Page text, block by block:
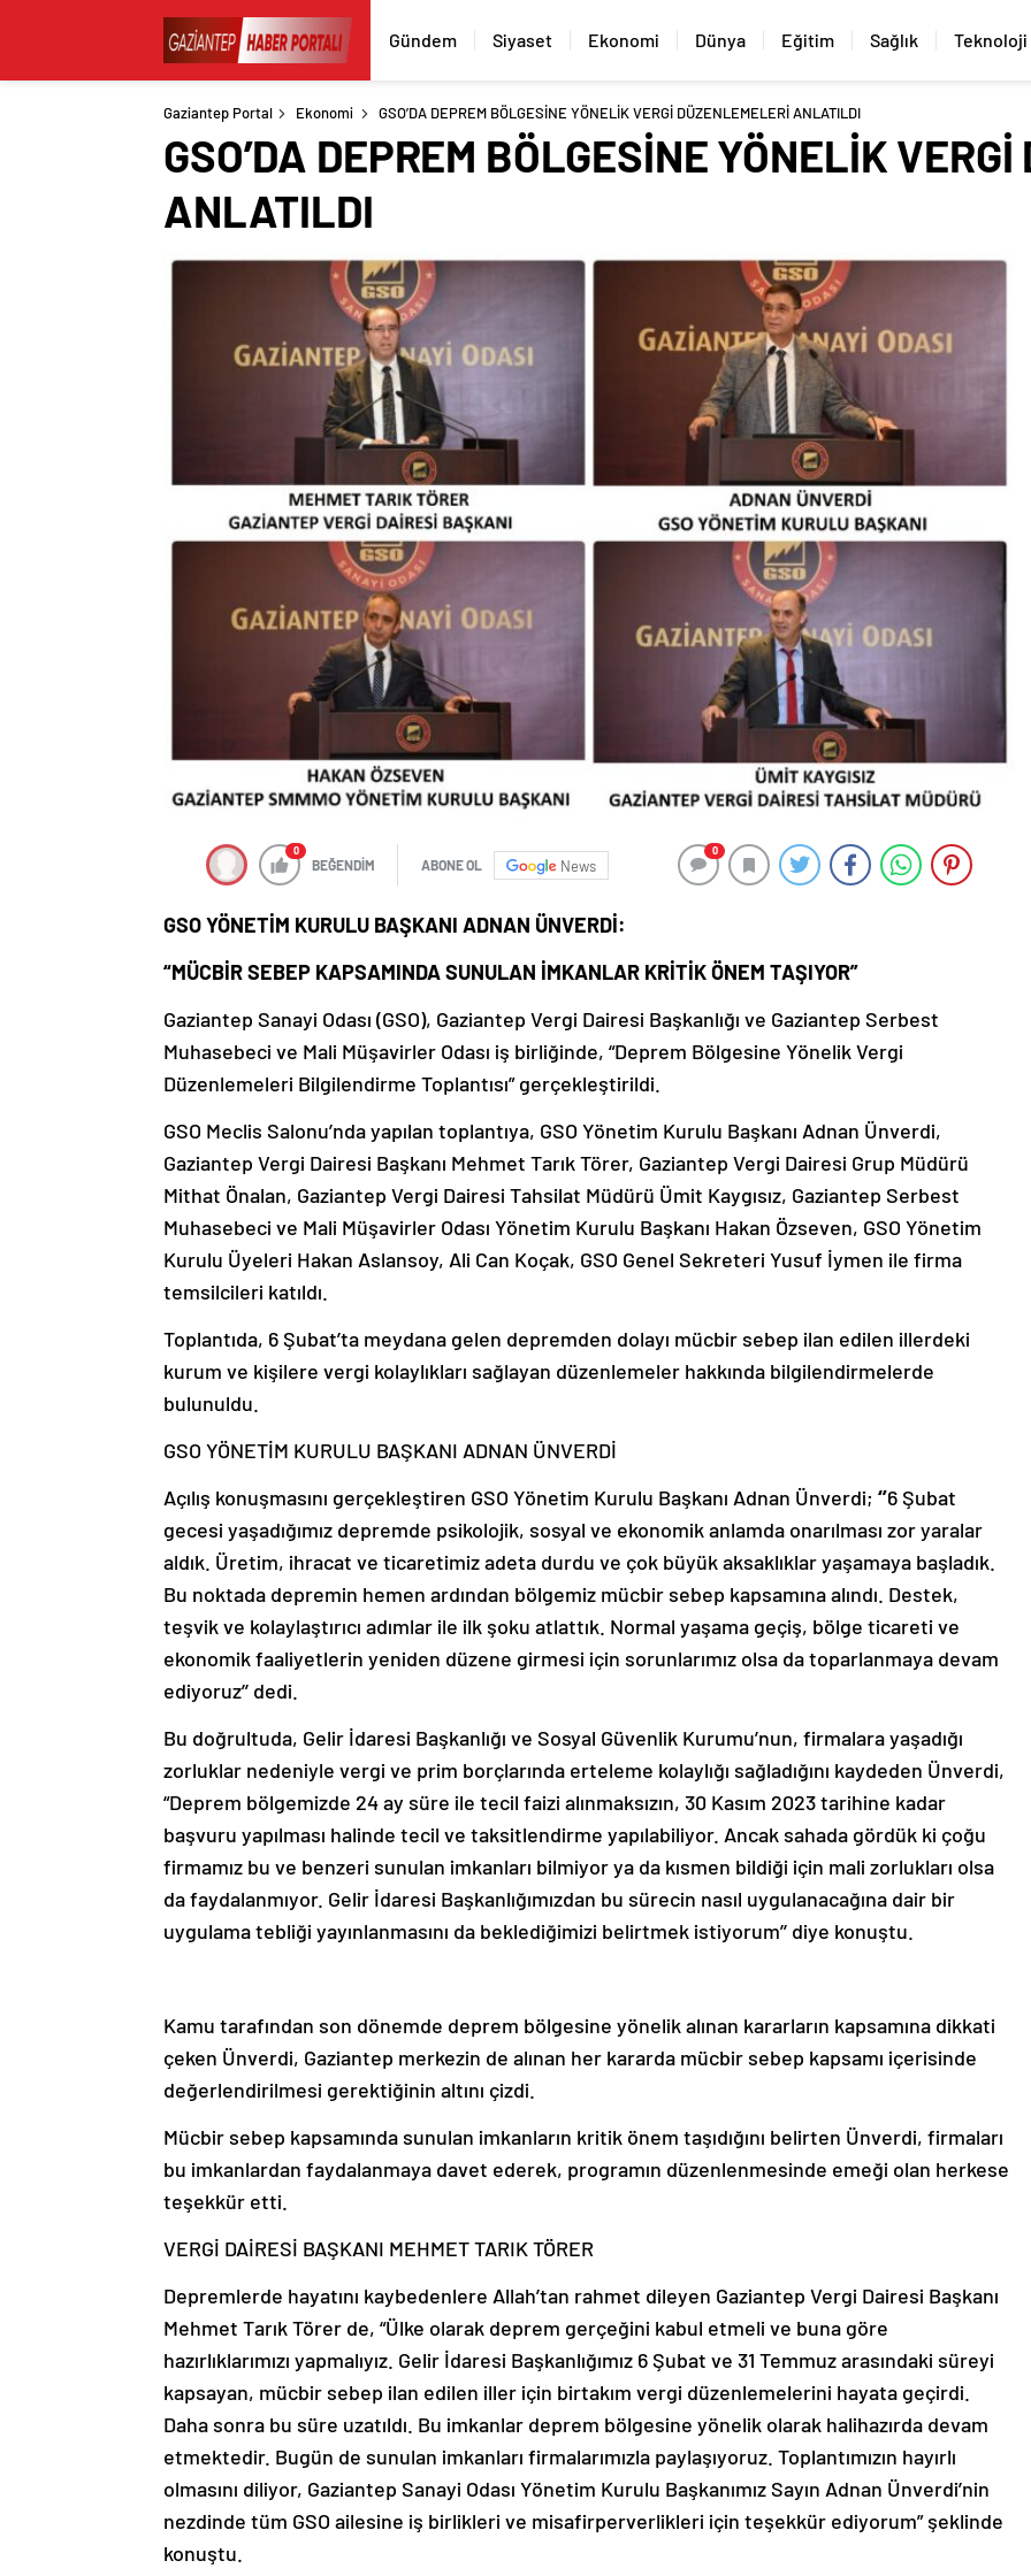
Gündem Siyaset Ekonomi Dünya Eğitim Sağlık Teknoloji
Gaziantep Portal Ekonomi GSO’DA DEPREM BÖLGESİNE YÖNELİK VERGİ DÜZENLEMELERİ ANLATILDI
GSO’DA DEPREM BÖLGESİNE YÖNELİK
ANLATILDI
0
BEĞENDİM ABONE OL News
0
GSO YÖNETİM KURULU BAŞKANI ADNAN ÜNVERDİ:
“MÜCBİR SEBEP KAPSAMINDA SUNULAN İMKANLAR KRİTİK ÖNEM TAŞIYOR”
Gaziantep Sanayi Odası (GSO), Gaziantep Vergi Dairesi Başkanlığı ve Gaziantep Serbest
Muhasebeci ve Mali Müşavirler Odası iş birliğinde, “Deprem Bölgesine Yönelik Vergi
Düzenlemeleri Bilgilendirme Toplantısı” gerçekleştirildi.
GSO Meclis Salonu’nda yapılan toplantıya, GSO Yönetim Kurulu Başkanı Adnan Ünverdi,
Gaziantep Vergi Dairesi Başkanı Mehmet Tarık Törer, Gaziantep Vergi Dairesi Grup Müdürü
Mithat Önalan, Gaziantep Vergi Dairesi Tahsilat Müdürü Ümit Kaygısız, Gaziantep Serbest
Muhasebeci ve Mali Müşavirler Odası Yönetim Kurulu Başkanı Hakan Özseven, GSO Yönetim
Kurulu Üyeleri Hakan Aslansoy, Ali Can Koçak, GSO Genel Sekreteri Yusuf İymen ile firma
temsilcileri katıldı.
Toplantıda, 6 Şubat’ta meydana gelen depremden dolayı mücbir sebep ilan edilen illerdeki
kurum ve kişilere vergi kolaylıkları sağlayan düzenlemeler hakkında bilgilendirmelerde
bulunuldu.
GSO YÖNETİM KURULU BAŞKANI ADNAN ÜNVERDİ
Açılış konuşmasını gerçekleştiren GSO Yönetim Kurulu Başkanı Adnan Ünverdi; ‘’6 Şubat
gecesi yaşadığımız depremde psikolojik, sosyal ve ekonomik anlamda onarılması zor yaralar
aldık. Üretim, ihracat ve ticaretimiz adeta durdu ve çok büyük aksaklıklar yaşamaya başladık.
Bu noktada depremin hemen ardından bölgemiz mücbir sebep kapsamına alındı. Destek,
teşvik ve kolaylaştırıcı adımlar ile ilk şoku atlattık. Normal yaşama geçiş, bölge ticareti ve
ekonomik faaliyetlerin yeniden düzene girmesi için sorunlarımız olsa da toparlanmaya devam
ediyoruz’’ dedi.
Bu doğrultuda, Gelir İdaresi Başkanlığı ve Sosyal Güvenlik Kurumu’nun, firmalara yaşadığı
zorluklar nedeniyle vergi ve prim borçlarında erteleme kolaylığı sağladığını kaydeden Ünverdi,
“Deprem bölgemizde 24 ay süre ile tecil faizi alınmaksızın, 30 Kasım 2023 tarihine kadar
başvuru yapılması halinde tecil ve taksitlendirme yapılabiliyor. Ancak sahada gördük ki çoğu
firmamız bu ve benzeri sunulan imkanları bilmiyor ya da kısmen bildiği için mali zorlukları olsa
da faydalanmıyor. Gelir İdaresi Başkanlığımızdan bu sürecin nasıl uygulanacağına dair bir
uygulama tebliği yayınlanmasını da beklediğimizi belirtmek istiyorum’’ diye konuştu.
Kamu tarafından son dönemde deprem bölgesine yönelik alınan kararların kapsamına dikkati
çeken Ünverdi, Gaziantep merkezin de alınan her kararda mücbir sebep kapsamı içerisinde
değerlendirilmesi gerektiğinin altını çizdi.
Mücbir sebep kapsamında sunulan imkanların kritik önem taşıdığını belirten Ünverdi, firmaları
bu imkanlardan faydalanmaya davet ederek, programın düzenlenmesinde emeği olan herkese
teşekkür etti.
VERGİ DAİRESİ BAŞKANI MEHMET TARIK TÖRER
Depremlerde hayatını kaybedenlere Allah’tan rahmet dileyen Gaziantep Vergi Dairesi Başkanı
Mehmet Tarık Törer de, “Ülke olarak deprem gerçeğini kabul etmeli ve buna göre
hazırlıklarımızı yapmalıyız. Gelir İdaresi Başkanlığımız 6 Şubat ve 31 Temmuz arasındaki süreyi
kapsayan, mücbir sebep ilan edilen iller için birtakım vergi düzenlemelerini hayata geçirdi.
Daha sonra bu süre uzatıldı. Bu imkanlar deprem bölgesine yönelik olarak halihazırda devam
etmektedir. Bugün de sunulan imkanları firmalarımızla paylaşıyoruz. Toplantımızın hayırlı
olmasını diliyor, Gaziantep Sanayi Odası Yönetim Kurulu Başkanımız Sayın Adnan Ünverdi’nin
nezdinde tüm GSO ailesine iş birlikleri ve misafirperverlikleri için teşekkür ediyorum” şeklinde
konuştu.